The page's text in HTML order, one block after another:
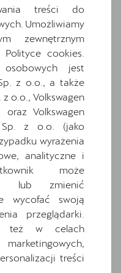
kolorowy
i
boczn
LED z
czerni
treści do
Umożliwiamy
zewnętrznym
cookies.
osobowych jest
z o.o., a także
o.o., Volkswagen
Volkswagen
Sp. z o.o. (jako
wyrażenia
analityczne i
może
lub zmienić
wycofać swoją
przeglądarki.
też w celach
treści